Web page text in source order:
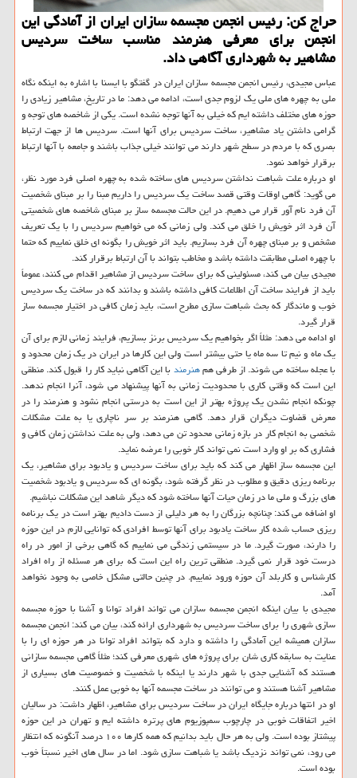
حراج كن: رئیس انجمن مجسمه سازان ایران از آمادگی این
انجمن برای معرفی هنرمند مناسب ساخت سردیس
مشاهیر به شهرداری آگاهی داد.
عباس مجیدی، رئیس انجمن مجسمه سازان ایران در گفتگو با ایسنا با اشاره به اینكه نگاه
ملی به چهره های ملی یك لزوم جدی است، ادامه می دهد: ما در تاریخ، مشاهیر زیادی را
حوزه های مختلف داشته ایم كه خیلی به آنها توجه نشده است. یكی از شاخصه های توجه و
گرامی داشتن یاد مشاهیر، ساخت سردیس برای آنها است. سردیس ها از جهت ارتباط
بصری كه با مردم در سطح شهر دارند می توانند خیلی جذاب باشند و جامعه با آنها ارتباط
برقرار خواهد نمود.
او درباره علت شباهت نداشتن سردیس های ساخته شده به چهره اصلی فرد مورد نظر،
می گوید: گاهی اوقات وقتی قصد ساخت یك سردیس را داریم مبنا را بر مبنای شخصیت
آن فرد نام آور قرار می دهیم. در این حالت مجسمه ساز بر مبنای شاخصه های شخصیتی
آن فرد اثر خویش را خلق می كند. ولی زمانی كه می خواهیم سردیس را با یك تعریف
مشخص و بر مبنای چهره آن فرد بسازیم. باید اثر خویش را بگونه ای خلق نماییم كه حتما
با چهره اصلی مطابقت داشته باشد و مخاطب بتواند با آن ارتباط برقرار كند.
مجیدی بیان می كند، مسئولینی كه برای ساخت سردیس از مشاهیر اقدام می كنند، عموماً
باید از فرایند ساخت آن اطلاعات كافی داشته باشند و بدانند كه در ساخت یك سردیس
خوب و ماندگار كه بحث شباهت سازی مطرح است، باید زمان كافی در اختیار مجسمه ساز
قرار گیرد.
او ادامه می دهد: مثلاً اگر بخواهیم یك سردیس برنز بسازیم، فرایند زمانی لازم برای آن
یك ماه و نیم تا سه ماه یا حتی بیشتر است ولی این كارها در ایران در یك زمان محدود و
با عجله ساخته می شوند. از طرفی همهنرمندبا این آگاهی نباید كار را قبول كند. منطقی
این است كه وقتی كاری با محدودیت زمانی به آنها پیشنهاد می شود، آنرا انجام ندهد.
چونكه انجام نشدن یك پروژه بهتر از این است به درستی انجام نشود و هنرمند را در
معرض قضاوت دیگران قرار دهد. گاهی هنرمند بر سر ناچاری یا به علت مشكلات
شخصی به انجام كار در بازه زمانی محدود تن می دهد، ولی به علت نداشتن زمان كافی و
فشاری كه بر او وارد است نمی تواند كار خوبی را عرضه نماید.
این مجسمه ساز اظهار می كند كه باید برای ساخت سردیس و یادبود برای مشاهیر، یك
برنامه ریزی دقیق و مطلوب در نظر گرفته شود، بگونه ای كه سردیس و یادبود شخصیت
های بزرگ و ملی ما در زمان حیات آنها ساخته شود كه دیگر شاهد این مشكلات نباشیم.
او اضافه می كند: چنانچه بزرگان را به هر دلیلی از دست دادیم بهتر است در یك برنامه
ریزی حساب شده كار ساخت یادبود برای آنها توسط افرادی كه توانایی لازم در این حوزه
را دارند، صورت گیرد. ما در سیستمی زندگی می نماییم كه گاهی برخی از امور در راه
درست خود قرار نمی گیرد. منطقی ترین راه این است كه برای هر مسئله از راه افراد
كارشناس و كاربلد آن حوزه ورود نماییم. در چنین حالتی مشكل خاصی به وجود نخواهد
آمد.
مجیدی با بیان اینكه انجمن مجسمه سازان می تواند افراد توانا و آشنا با حوزه مجسمه
سازی شهری را برای ساخت سردیس به شهرداری ارائه كند، بیان می كند: انجمن مجسمه
سازان همیشه این آمادگی را داشته و دارد كه بتواند افراد توانا در هر حوزه ای را با
عنایت به سابقه كاری شان برای پروژه های شهری معرفی كند؛ مثلاً گاهی مجسمه سازانی
هستند كه آشنایی جدی با شهر دارند یا اینكه با شخصیت و خصوصیت های بسیاری از
مشاهیر آشنا هستند و می توانند در ساخت مجسمه آنها به خوبی عمل كنند.
او در انتها درباره جایگاه ایران در ساخت سردیس برای مشاهیر، اظهار داشت: در سالیان
اخیر اتفاقات خوبی در چارچوب سمپوزیوم های پرتره داشته ایم و تهران در این حوزه
پیشتاز بوده است. ولی به هر حال باید بدانیم كه همه كارها ۱۰۰ درصد آنگونه كه انتظار
می رود، نمی تواند نزدیك باشد یا شباهت سازی شود. اما در سال های اخیر نسبتاً خوب
بوده است.